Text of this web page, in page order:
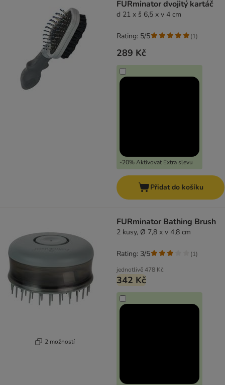
FURminator dvojitý kartáč
d 21 x š 6,5 x v 4 cm
289 Kč
-20% Aktivovat Extra slevu
Rating: 5/5 (1)
Přidat do košíku
2 možností
FURminator Bathing Brush
2 kusy, Ø 7,8 x v 4,8 cm
jednotlivě478 Kč
342 Kč
Rating: 3/5 (1)